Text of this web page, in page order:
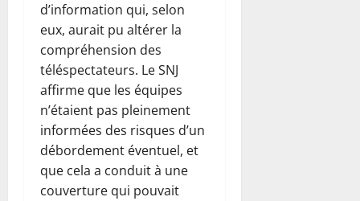
d’information qui, selon
eux, aurait pu altérer la
compréhension des
téléspectateurs. Le SNJ
affirme que les équipes
n’étaient pas pleinement
informées des risques d’un
débordement éventuel, et
que cela a conduit à une
couverture qui pouvait